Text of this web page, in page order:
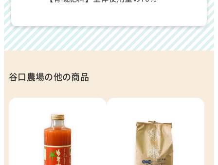
谷口農場の他の商品